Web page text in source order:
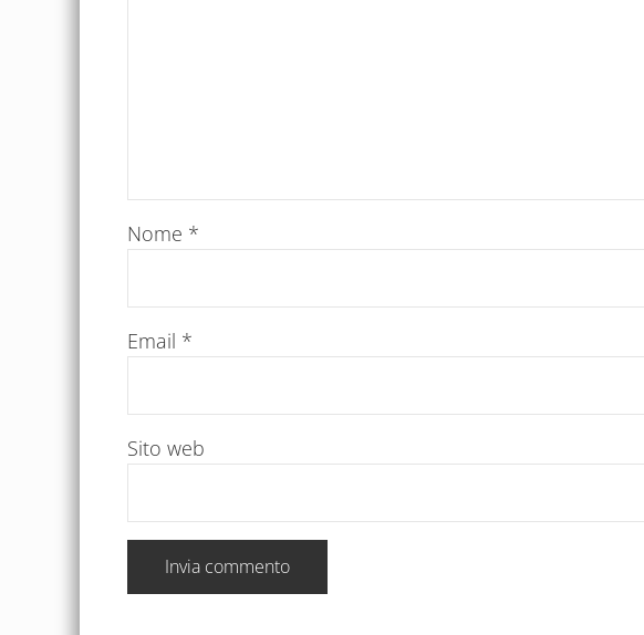
Nome *
Email *
Sito web